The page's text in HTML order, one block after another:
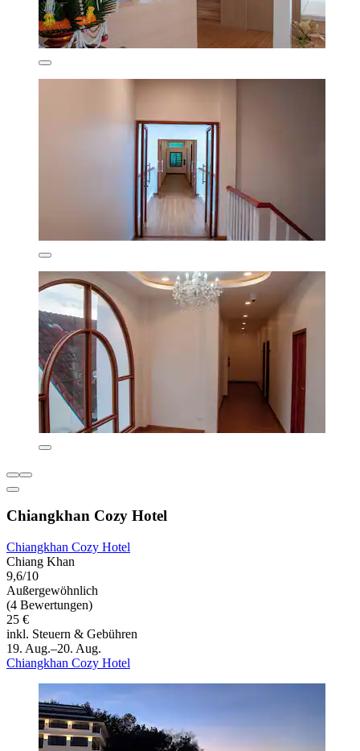
Chiangkhan Cozy Hotel
Chiangkhan Cozy Hotel
Chiang Khan
9,6/10
Außergewöhnlich
(4 Bewertungen)
25 €
inkl. Steuern & Gebühren
19. Aug.–20. Aug.
Chiangkhan Cozy Hotel